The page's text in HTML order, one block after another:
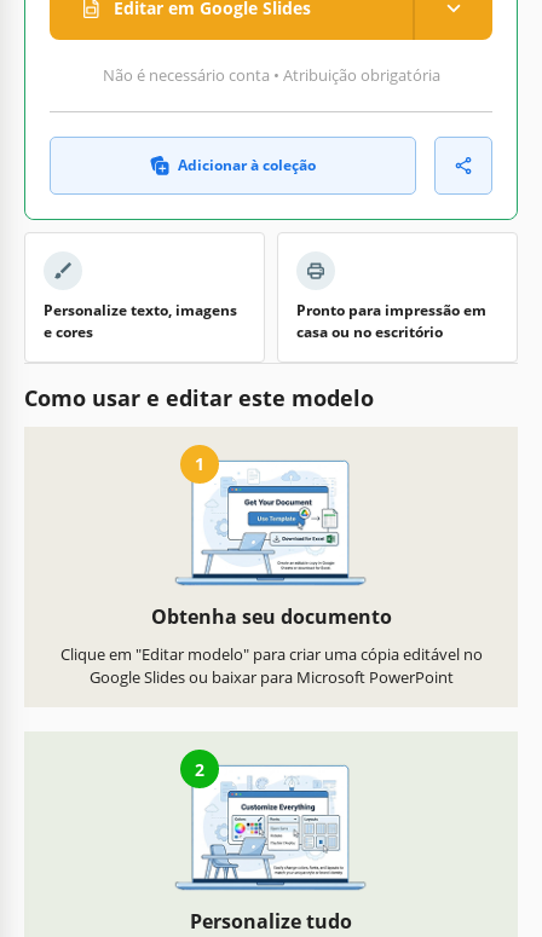
Editar em Google Slides
Não é necessário conta • Atribuição obrigatória
Adicionar à coleção
Personalize texto, imagens
e cores
Pronto para impressão em
casa ou no escritório
Como usar e editar este modelo
1
Obtenha seu documento
Clique em "Editar modelo" para criar uma cópia editável no
Google Slides ou baixar para Microsoft PowerPoint
2
Personalize tudo